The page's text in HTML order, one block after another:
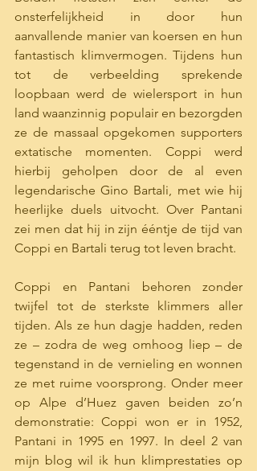
onsterfelijkheid in door hun
aanvallende manier van koersen en hun
fantastisch klimvermogen. Tijdens hun
tot de verbeelding sprekende
loopbaan werd de wielersport in hun
land waanzinnig populair en bezorgden
ze de massaal opgekomen supporters
extatische momenten. Coppi werd
hierbij geholpen door de al even
legendarische Gino Bartali, met wie hij
heerlijke duels uitvocht. Over Pantani
zei men dat hij in zijn ééntje de tijd van
Coppi en Bartali terug tot leven bracht.
Coppi en Pantani behoren zonder
twijfel tot de sterkste klimmers aller
tijden. Als ze hun dagje hadden, reden
ze – zodra de weg omhoog liep – de
tegenstand in de vernieling en wonnen
ze met ruime voorsprong. Onder meer
op Alpe d’Huez gaven beiden zo’n
demonstratie: Coppi won er in 1952,
Pantani in 1995 en 1997. In deel 2 van
mijn blog wil ik hun klimprestaties op